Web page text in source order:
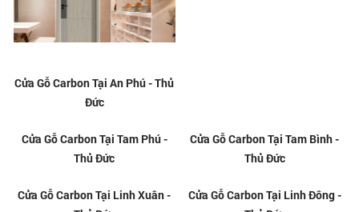
Cửa Gỗ Carbon Tại An Phú - Thủ
Đức